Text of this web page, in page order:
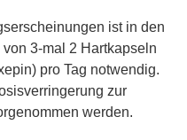
ist in den
3-mal 2 Hartkapseln
pro Tag notwendig.
zur
werden.